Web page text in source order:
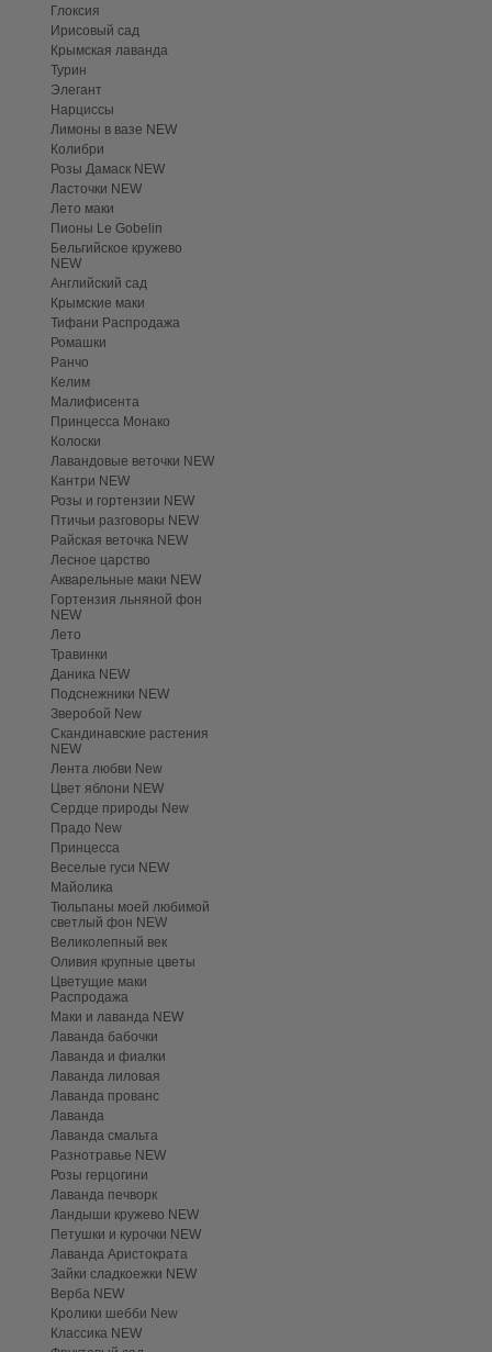
Глоксия
Ирисовый сад
Крымская лаванда
Турин
Элегант
Нарциссы
Лимоны в вазе NEW
Колибри
Розы Дамаск NEW
Ласточки NEW
Лето маки
Пионы Le Gobelin
Бельгийское кружево
NEW
Английский сад
Крымские маки
Тифани Распродажа
Ромашки
Ранчо
Келим
Малифисента
Принцесса Монако
Колоски
Лавандовые веточки NEW
Кантри NEW
Розы и гортензии NEW
Птичьи разговоры NEW
Райская веточка NEW
Лесное царство
Акварельные маки NEW
Гортензия льняной фон
NEW
Лето
Травинки
Даника NEW
Подснежники NEW
Зверобой New
Скандинавские растения
NEW
Лента любви New
Цвет яблони NEW
Сердце природы New
Прадо New
Принцесса
Веселые гуси NEW
Майолика
Тюльпаны моей любимой
светлый фон NEW
Великолепный век
Оливия крупные цветы
Цветущие маки
Распродажа
Маки и лаванда NEW
Лаванда бабочки
Лаванда и фиалки
Лаванда лиловая
Лаванда прованс
Лаванда
Лаванда смальта
Разнотравье NEW
Розы герцогини
Лаванда печворк
Ландыши кружево NEW
Петушки и курочки NEW
Лаванда Аристократа
Зайки сладкоежки NEW
Верба NEW
Кролики шебби New
Классика NEW